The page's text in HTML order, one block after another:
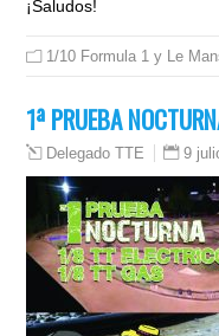
¡Saludos!
1/10 Formula 1 y Le
1ª PRUEBA
Delegado TTE 9